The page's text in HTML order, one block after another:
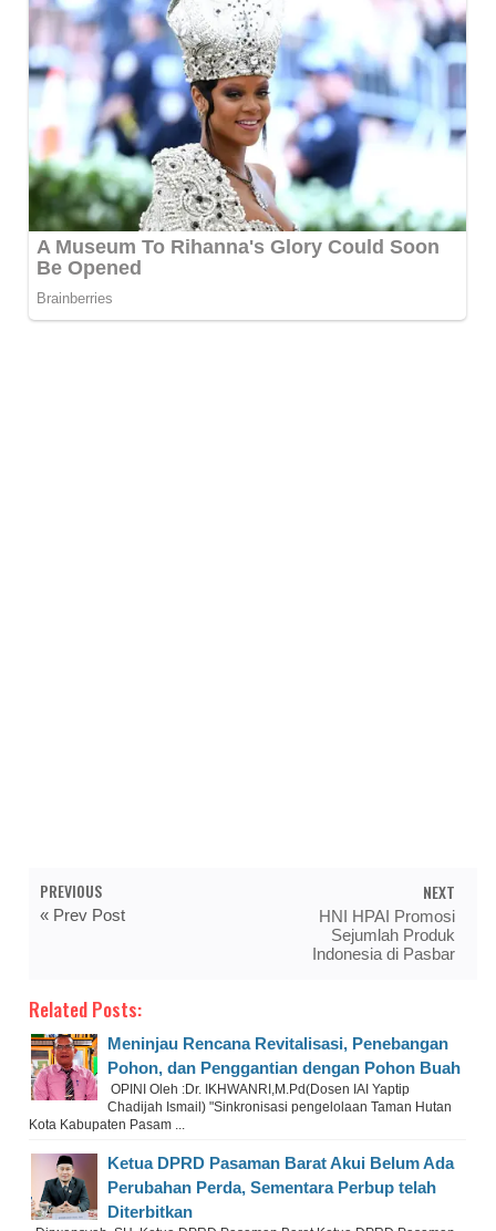
PREVIOUS
« Prev Post
NEXT
HNI HPAI Promosi
Sejumlah Produk
Indonesia di Pasbar
Related Posts:
Meninjau Rencana Revitalisasi, Penebangan
Pohon, dan Penggantian dengan Pohon Buah
OPINI Oleh :Dr. IKHWANRI,M.Pd(Dosen IAI Yaptip
Chadijah Ismail) "Sinkronisasi pengelolaan Taman Hutan
Kota Kabupaten Pasam ...
Ketua DPRD Pasaman Barat Akui Belum Ada
Perubahan Perda, Sementara Perbup telah
Diterbitkan